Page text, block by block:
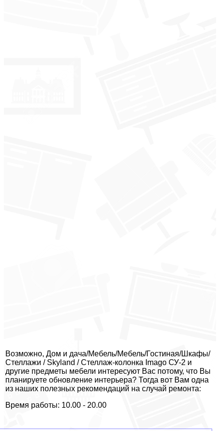
Возможно, Дом и дача/Мебель/Мебель/Гостиная/Шкафы/
Стеллажи / Skyland / Стеллаж-колонка Imago СУ-2 и
другие предметы мебели интересуют Вас потому, что Вы
планируете обновление интерьера? Тогда вот Вам одна
из наших полезных рекомендаций на случай ремонта:
Время работы: 10.00 - 20.00